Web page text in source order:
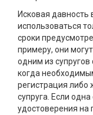
Исковая
использоваться
сроки
примеру, они
одним из
когда
регистрация либо
супруга. Если
удостоверения на